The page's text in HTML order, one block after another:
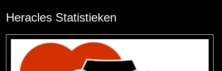
Heracles Statistieken